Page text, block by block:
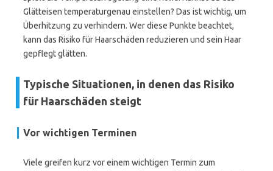
Glätteisen temperaturgenau einstellen? Das ist wichtig, um
Überhitzung zu verhindern. Wer diese Punkte beachtet,
kann das Risiko für Haarschäden reduzieren und sein Haar
gepflegt glätten.
Typische Situationen, in denen das Risiko
für Haarschäden steigt
Vor wichtigen Terminen
Viele greifen kurz vor einem wichtigen Termin zum